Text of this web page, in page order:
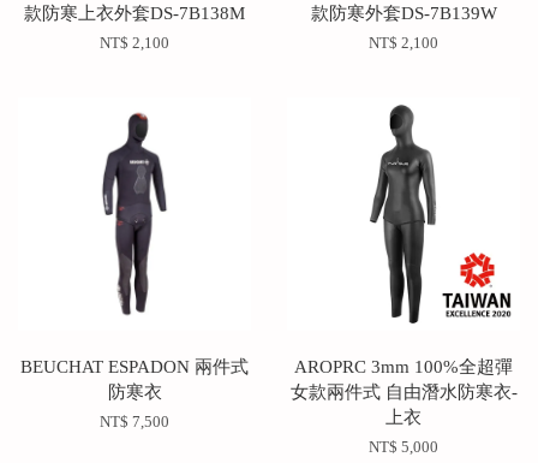
款防寒上衣外套DS-7B138M
NT$ 2,100
款防寒外套DS-7B139W
NT$ 2,100
BEUCHAT ESPADON 兩件式
防寒衣
NT$ 7,500
AROPRC 3mm 100%全超彈
女款兩件式 自由潛水防寒衣-
上衣
NT$ 5,000